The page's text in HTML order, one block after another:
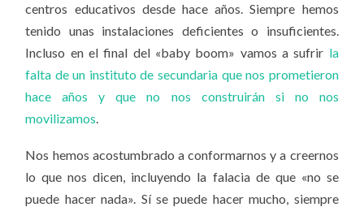
centros educativos desde hace años. Siempre hemos
tenido unas instalaciones deficientes o insuficientes.
Incluso en el final del «baby boom» vamos a sufrir la
falta de un instituto de secundaria que nos prometieron
hace años y que no nos construirán si no nos
movilizamos.
Nos hemos acostumbrado a conformarnos y a creernos
lo que nos dicen, incluyendo la falacia de que «no se
puede hacer nada». Sí se puede hacer mucho, siempre